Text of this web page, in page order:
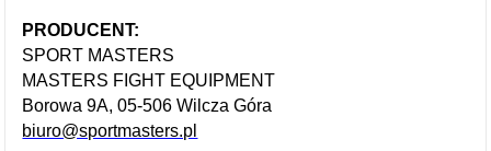
PRODUCENT:
SPORT MASTERS
MASTERS FIGHT EQUIPMENT
Borowa 9A, 05-506 Wilcza Góra
biuro@sportmasters.pl